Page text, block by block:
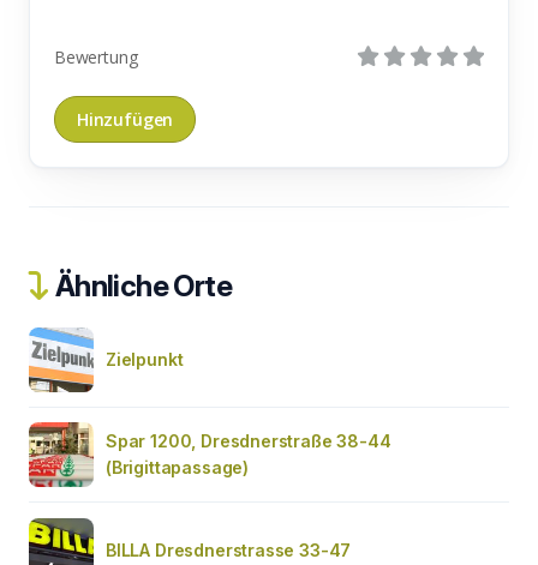
Bewertung
Ähnliche Orte
Zielpunkt
Spar 1200, Dresdnerstraße 38-44
(Brigittapassage)
BILLA Dresdnerstrasse 33-47